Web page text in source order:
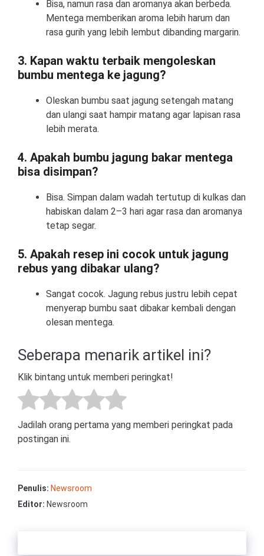
Bisa, namun rasa dan aromanya akan berbeda.
Mentega memberikan aroma lebih harum dan
rasa gurih yang lebih lembut dibanding margarin.
3. Kapan waktu terbaik mengoleskan
bumbu mentega ke jagung?
Oleskan bumbu saat jagung setengah matang
dan ulangi saat hampir matang agar lapisan rasa
lebih merata.
4. Apakah bumbu jagung bakar mentega
bisa disimpan?
Bisa. Simpan dalam wadah tertutup di kulkas dan
habiskan dalam 2–3 hari agar rasa dan aromanya
tetap segar.
5. Apakah resep ini cocok untuk jagung
rebus yang dibakar ulang?
Sangat cocok. Jagung rebus justru lebih cepat
menyerap bumbu saat dibakar kembali dengan
olesan mentega.
Seberapa menarik artikel ini?
Klik bintang untuk memberi peringkat!
Jadilah orang pertama yang memberi peringkat pada
postingan ini.
Penulis: Newsroom
Editor: Newsroom